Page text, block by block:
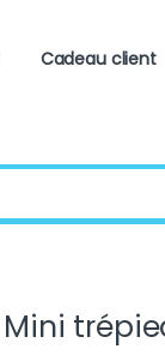
Cadeau client
Mini